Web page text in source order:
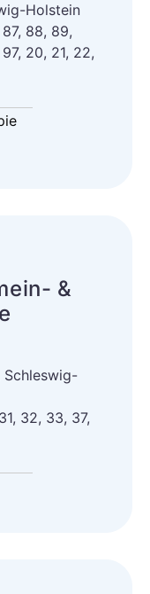
Holstein
88, 89,
20, 21, 22,
&
Schleswig-
32, 33, 37,